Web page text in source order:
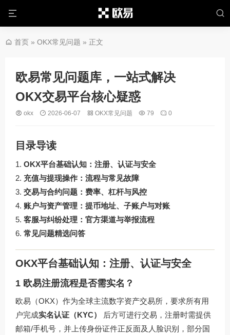
首页 » OKX常见问题 » 正文
欧易常见问题库，一站式解决
OKX交易平台核心疑惑
okx 2026-06-07 OKX常见问题 79 0
目录导读
OKX平台基础认知：注册、认证与安全
充值与提现操作：流程与常见故障
交易与合约问题：费率、杠杆与风控
账户与资产管理：提币地址、子账户与对账
客服与纠纷处理：官方渠道与举报流程
常见问题精选问答
OKX平台基础认知：注册、认证与安全
1 欧易注册流程是否需实名？
欧易（OKX）作为全球主流数字资产交易所，要求所有用
户完成实名认证（KYC）
后方可进行交易，注册时需提供
邮箱/手机号，并上传身份证件正反面及人脸识别，部分国